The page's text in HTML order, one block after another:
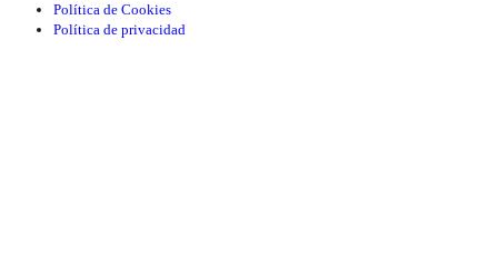
Política de Cookies
Política de privacidad